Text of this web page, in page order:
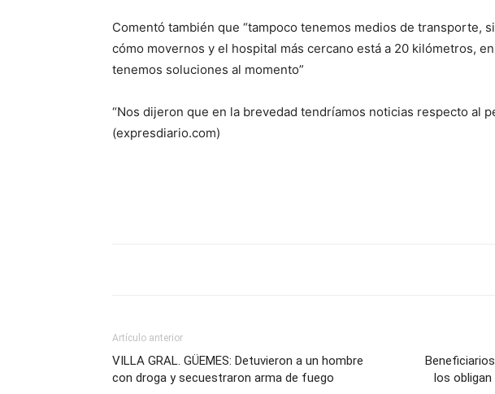
Comentó también que “tampoco tenemos medios de transporte,
cómo movernos y el hospital más cercano está a 20 kilómetros,
tenemos soluciones al momento”
“Nos dijeron que en la brevedad tendríamos noticias respecto al
(expresdiario.com)
Artículo anterior
VILLA GRAL. GÜEMES: Detuvieron a un hombre
con droga y secuestraron arma de fuego
los obligan